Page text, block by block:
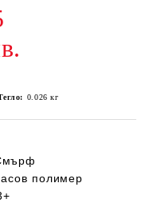
0.026 кг
полимер